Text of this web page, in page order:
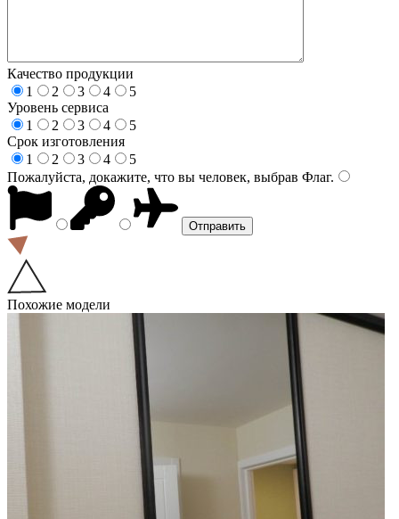
Качество продукции
1
2 3 4
5
Уровень сервиса
1
2 3 4
5
Срок изготовления
1
2 3 4
5
Пожалуйста, докажите, что вы человек, выбрав Флаг.
Похожие модели